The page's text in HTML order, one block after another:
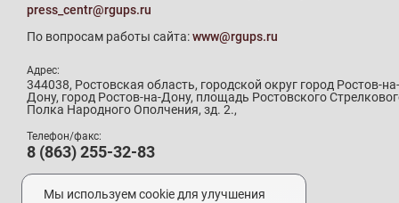
press_centr@rgups.ru
По вопросам работы сайта:www@rgups.ru
Адрес:
344038, Ростовская область, городской округ город Ростов-на-
Дону, город Ростов-на-Дону, площадь Ростовского
Полка Народного Ополчения, зд. 2.,
Телефон/факс:
8 (863) 255-32-83
Телефон приемной комиссии:
8 (800) 707-19-29
Мы используем cookie для улучшения